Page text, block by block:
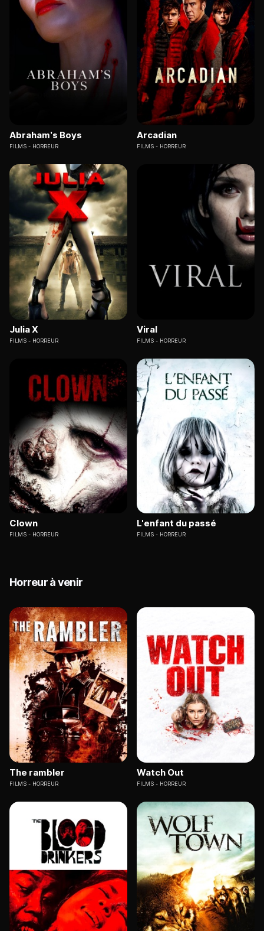
Abraham’s Boys
FILMS HORREUR
Arcadian
FILMS HORREUR
Julia X
FILMS HORREUR
Viral
FILMS HORREUR
Clown
FILMS HORREUR
L'enfant du passé
FILMS HORREUR
Horreur à venir
The rambler
FILMS HORREUR
Watch Out
FILMS HORREUR